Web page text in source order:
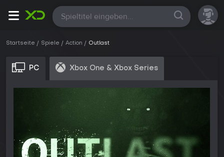
Alle
Startseite Spiele Action Outlast
PC Xbox One & Xbox Series